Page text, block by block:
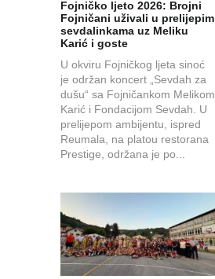
Fojničko ljeto 2026: Brojni
Fojničani uživali u prelijepim
sevdalinkama uz Meliku
Karić i goste
U okviru Fojničkog ljeta sinoć
je održan koncert „Sevdah za
dušu“ sa Fojničankom Melikom
Karić i Fondacijom Sevdah. U
prelijepom ambijentu, ispred
Reumala, na platou restorana
Prestige, održana je po...